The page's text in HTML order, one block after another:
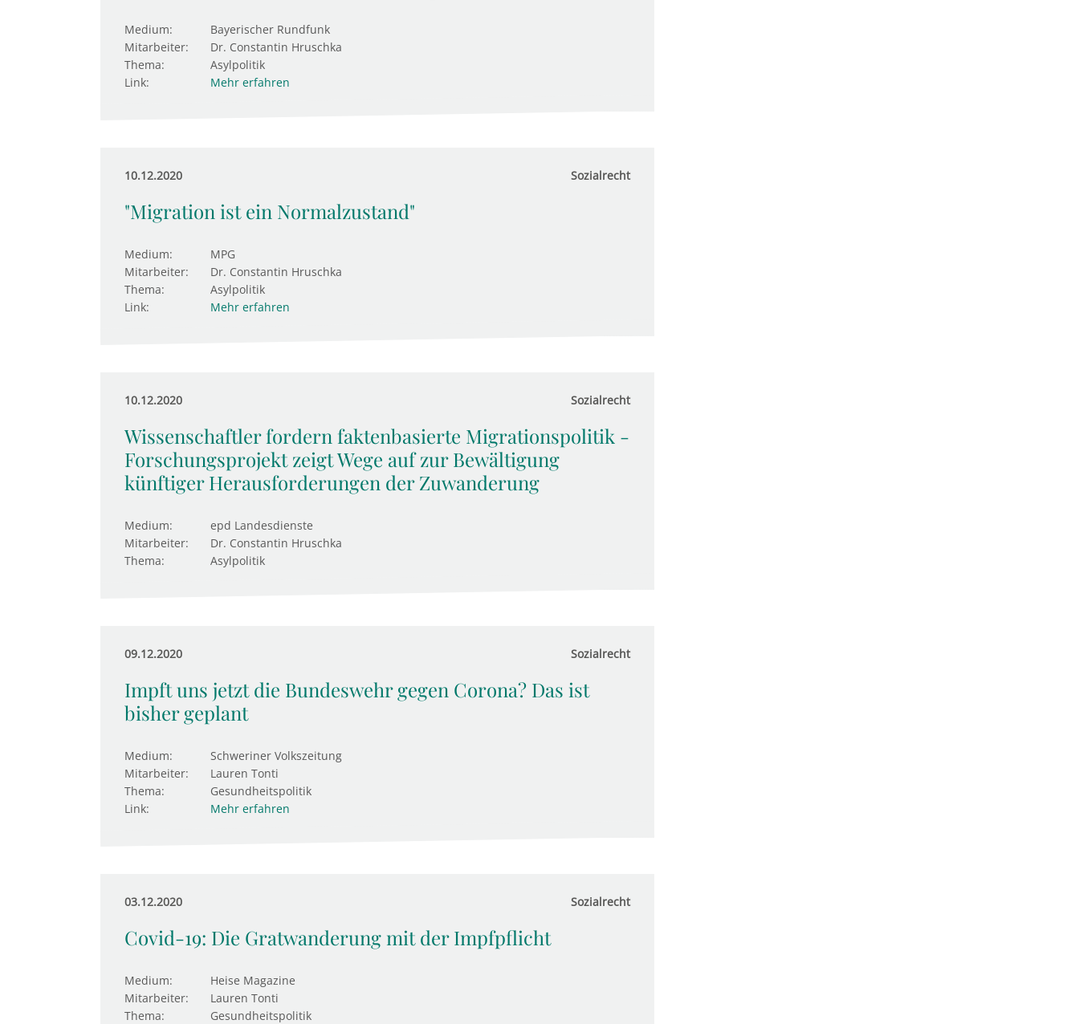
Medium:
Bayerischer Rundfunk
Mitarbeiter:
Dr. Constantin Hruschka
Thema:
Asylpolitik
Link:
Mehr erfahren
10.12.2020 Sozialrecht
"Migration ist ein Normalzustand"
Medium:
MPG
Mitarbeiter:
Dr. Constantin Hruschka
Thema:
Asylpolitik
Link:
Mehr erfahren
10.12.2020 Sozialrecht
Wissenschaftler fordern faktenbasierte Migrationspolitik -
Forschungsprojekt zeigt Wege auf zur Bewältigung
künftiger Herausforderungen der Zuwanderung
Medium:
epd Landesdienste
Mitarbeiter:
Dr. Constantin Hruschka
Thema:
Asylpolitik
09.12.2020 Sozialrecht
Impft uns jetzt die Bundeswehr gegen Corona? Das ist
bisher geplant
Medium:
Schweriner Volkszeitung
Mitarbeiter:
Lauren Tonti
Thema:
Gesundheitspolitik
Link:
Mehr erfahren
03.12.2020 Sozialrecht
Covid-19: Die Gratwanderung mit der Impfpflicht
Medium:
Heise Magazine
Mitarbeiter:
Lauren Tonti
Thema:
Gesundheitspolitik